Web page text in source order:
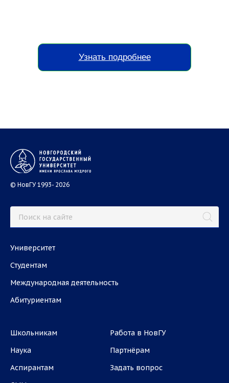
Узнать подробнее
© НовГУ 1993- 2026
Университет
Студентам
Международная деятельность
Абитуриентам
Школьникам
Наука
Аспирантам
Работа в НовГУ
Партнёрам
Задать вопрос